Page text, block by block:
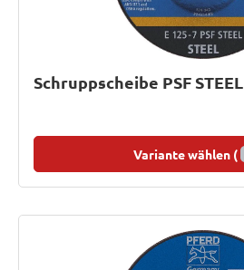
Schruppscheibe PSF STEEL
Variante wählen (